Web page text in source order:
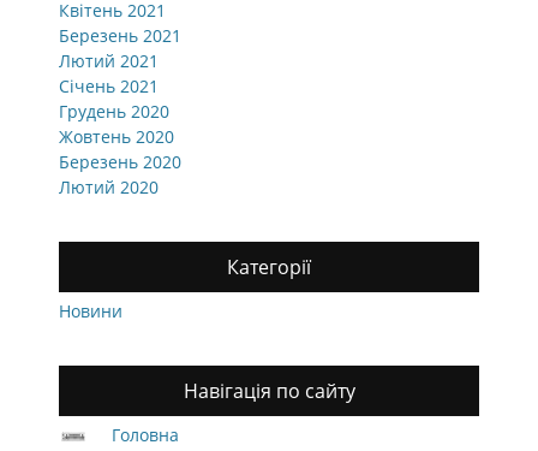
Квітень 2021
Березень 2021
Лютий 2021
Січень 2021
Грудень 2020
Жовтень 2020
Березень 2020
Лютий 2020
Категорії
Новини
Навігація по сайту
Головна